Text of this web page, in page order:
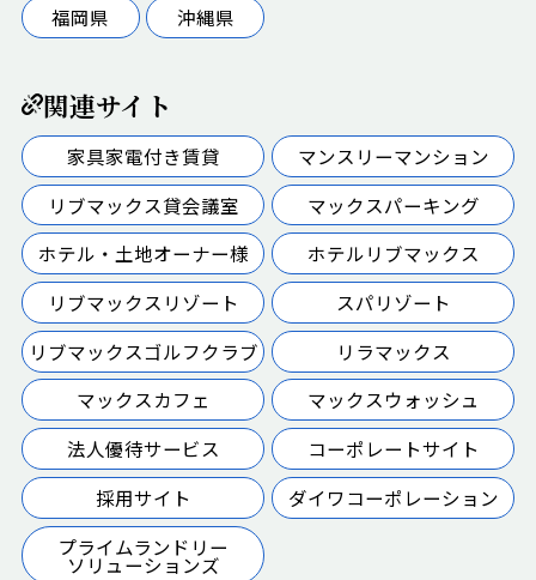
福岡県
沖縄県
関連サイト
家具家電付き賃貸
マンスリーマンション
リブマックス貸会議室
マックスパーキング
ホテル・土地オーナー様
ホテルリブマックス
リブマックスリゾート
スパリゾート
リブマックスゴルフクラブ
リラマックス
マックスカフェ
マックスウォッシュ
法人優待サービス
コーポレートサイト
採用サイト
ダイワコーポレーション
プライムランドリー
ソリューションズ